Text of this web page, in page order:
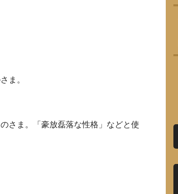
ま。
さま。「豪放磊落な性格」などと使